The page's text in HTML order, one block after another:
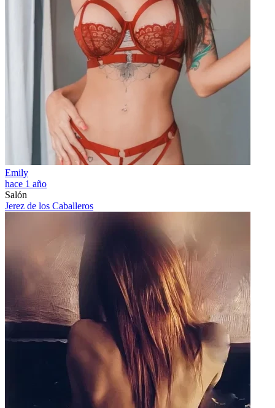
Emily
hace 1 año
Salón
Jerez de los Caballeros